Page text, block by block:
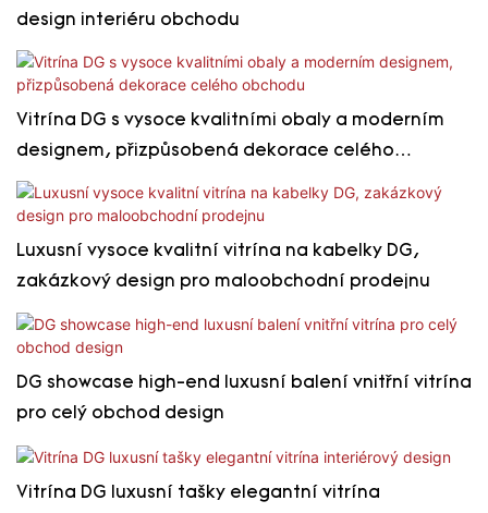
design interiéru obchodu
Vitrína DG s vysoce kvalitními obaly a moderním
designem, přizpůsobená dekorace celého
obchodu
Luxusní vysoce kvalitní vitrína na kabelky DG,
zakázkový design pro maloobchodní prodejnu
DG showcase high-end luxusní balení vnitřní vitrína
pro celý obchod design
Vitrína DG luxusní tašky elegantní vitrína